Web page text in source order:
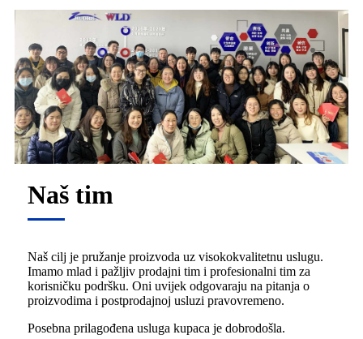
Naš tim
Naš cilj je pružanje proizvoda uz visokokvalitetnu uslugu.
Imamo mlad i pažljiv prodajni tim i profesionalni tim za
korisničku podršku. Oni uvijek odgovaraju na pitanja o
proizvodima i postprodajnoj usluzi pravovremeno.
Posebna prilagođena usluga kupaca je dobrodošla.